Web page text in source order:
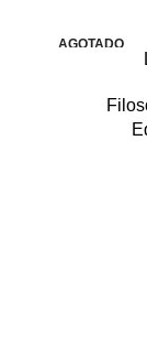
AGOTADO